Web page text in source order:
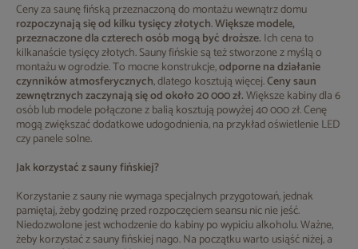
Ceny za saunę fińską przeznaczoną do montażu wewnątrz domu
rozpoczynają się od kilku tysięcy złotych.Większe modele,
przeznaczone dla czterech osób mogą być droższe. Ich cena to
kilkanaście tysięcy złotych. Sauny fińskie są też stworzone z myślą o
montażu w ogrodzie. To mocne konstrukcje,odporne na działanie
czynników atmosferycznych, dlatego kosztują więcej.Ceny saun
zewnętrznych zaczynają się od około 20 000 zł.Większe kabiny dla 6
osób lub modele połączone z balią kosztują powyżej 40 000 zł. Cenę
mogą zwiększać dodatkowe udogodnienia, na przykład oświetlenie LED
czy panele solne.
Jak korzystać z sauny fińskiej?
Korzystanie z sauny nie wymaga specjalnych przygotowań, jednak
pamiętaj, żeby godzinę przed rozpoczęciem seansu nic nie jeść.
Niedozwolone jest wchodzenie do kabiny po wypiciu alkoholu. Ważne,
żeby korzystać z sauny fińskiej nago. Na początku warto usiąść niżej, a